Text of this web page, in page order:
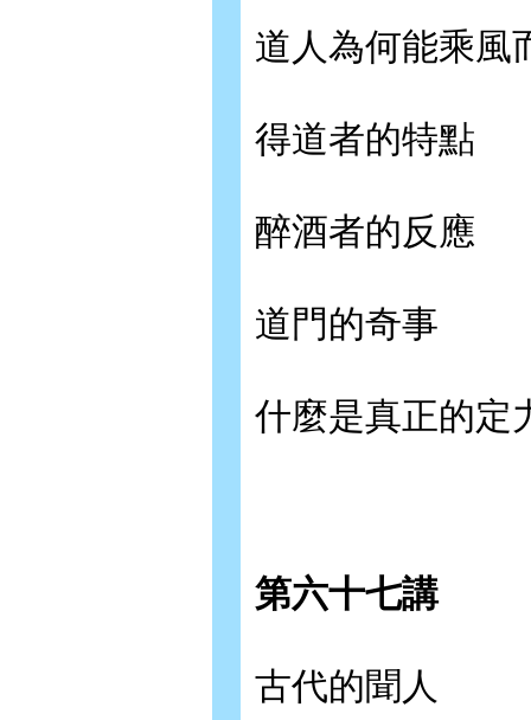
道人為何能乘風
得道者的特點
醉酒者的反應
道門的奇事
什麼是真正的定
第六十七講
古代的聞人